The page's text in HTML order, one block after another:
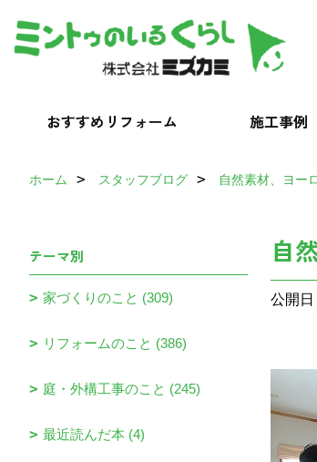
おすすめリフォーム 施工事例
ホーム スタッフブログ 自然素材、ヨー
自
公開
テーマ別
家づくりのこと (309)
リフォームのこと (386)
庭・外構工事のこと (245)
最近読んだ本 (4)